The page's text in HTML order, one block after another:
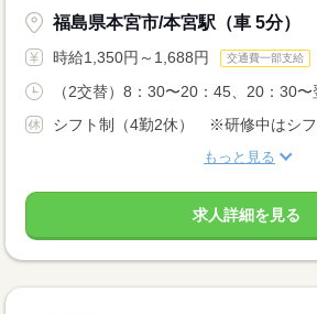
福島県本宮市/本宮駅（車 5分）
時給1,350円～1,688円 交通費一部支給
（2交替）8：30〜20：45、20：30
シフト制（4勤2休） ※研修中はシ
もっと見る
求人詳細を見る